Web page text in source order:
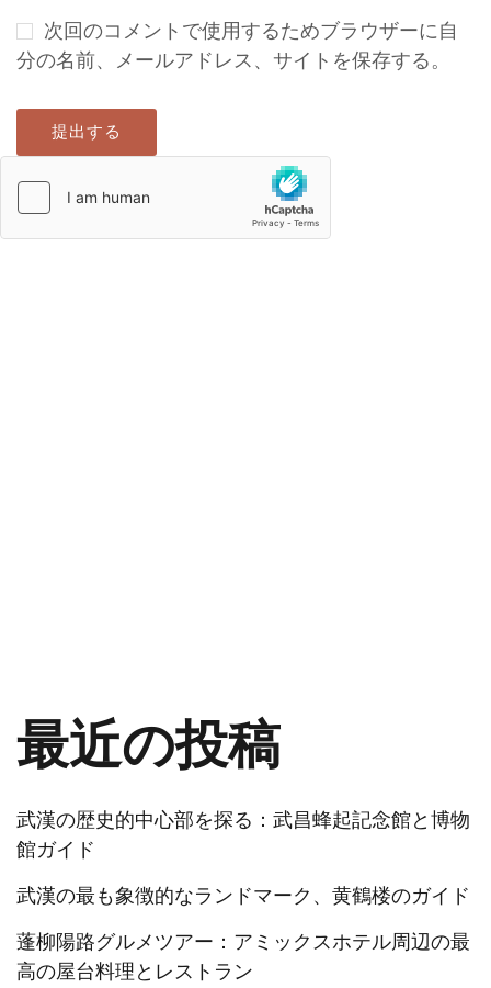
次回のコメントで使用するためブラウザーに自
分の名前、メールアドレス、サイトを保存する。
最近の投稿
武漢の歴史的中心部を探る：武昌蜂起記念館と博物
館ガイド
武漢の最も象徴的なランドマーク、黄鶴楼のガイド
蓬柳陽路グルメツアー：アミックスホテル周辺の最
高の屋台料理とレストラン